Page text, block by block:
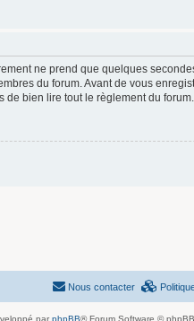
ne prend que quelques
du forum. Avant de vous
de bien lire tout le règlement du forum.
Nous contacter
par phpBB® Forum Software ©